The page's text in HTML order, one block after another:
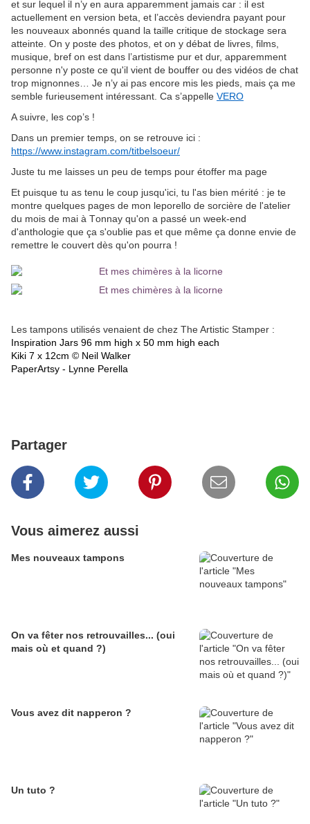
et sur lequel il n’y en aura apparemment jamais car : il est
actuellement en version beta, et l’accès deviendra payant pour
les nouveaux abonnés quand la taille critique de stockage sera
atteinte. On y poste des photos, et on y débat de livres, films,
musique, bref on est dans l’artistisme pur et dur, apparemment
personne n'y poste ce qu'il vient de bouffer ou des vidéos de chat
trop mignonnes… Je n’y ai pas encore mis les pieds, mais ça me
semble furieusement intéressant. Ca s’appelle VERO
A suivre, les cop’s !
Dans un premier temps, on se retrouve ici :
https://www.instagram.com/titbelsoeur/
Juste tu me laisses un peu de temps pour étoffer ma page
Et puisque tu as tenu le coup jusqu'ici, tu l'as bien mérité : je te
montre quelques pages de mon leporello de sorcière de l'atelier
du mois de mai à Tonnay qu'on a passé un week-end
d'anthologie que ça s'oublie pas et que même ça donne envie de
remettre le couvert dès qu'on pourra !
Les tampons utilisés venaient de chez The Artistic Stamper :
Inspiration Jars 96 mm high x 50 mm high each
Kiki 7 x 12cm © Neil Walker
PaperArtsy - Lynne Perella
Partager
Vous aimerez aussi
Mes nouveaux tampons
On va fêter nos retrouvailles... (oui
mais où et quand ?)
Vous avez dit napperon ?
Un tuto ?